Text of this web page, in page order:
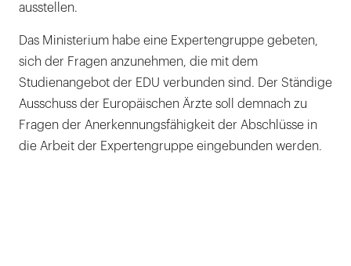
ausstellen.
Das Ministerium habe eine Expertengruppe gebeten,
sich der Fragen anzunehmen, die mit dem
Studienangebot der EDU verbunden sind. Der Ständige
Ausschuss der Europäischen Ärzte soll demnach zu
Fragen der Anerkennungsfähigkeit der Abschlüsse in
die Arbeit der Expertengruppe eingebunden werden.